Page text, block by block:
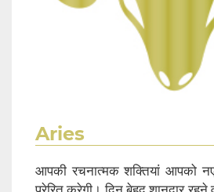
Aries
आपकी रचनात्मक शक्तियां आपको